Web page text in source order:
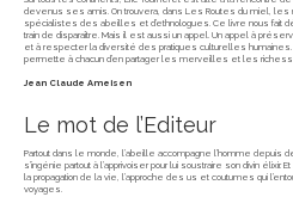
devenus ses amis. On trouvera, dans Les Routes du miel,
spécialistes des abeilles et d’ethnologues. Ce livre nous fait
train de disparaître. Mais il est aussi un appel. Un appel à
et à respecter la diversité des pratiques culturelles humaines.
permette à chacun d’en partager les merveilles et les
Jean Claude Ameisen
Le mot de l’Editeur
Partout dans le monde, l’abeille accompagne l’homme
s’ingénie partout à l’apprivoiser pour lui soustraire son divin élixir.
la propagation de la vie, l’approche des us et coutumes qui
voyages.